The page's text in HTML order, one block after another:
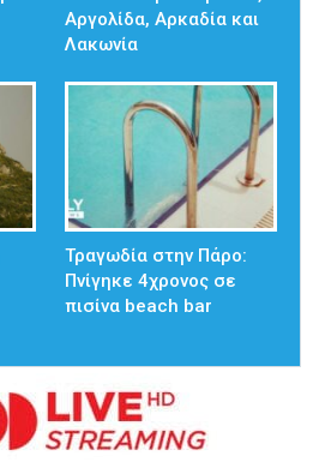
Αργολίδα, Αρκαδία και
Λακωνία
Τραγωδία στην Πάρο:
Πνίγηκε 4χρονος σε
πισίνα beach bar